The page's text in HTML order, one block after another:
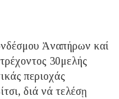
Ἀναπήρων καί
30μελής
περιοχάς
διά νά τελέσῃ